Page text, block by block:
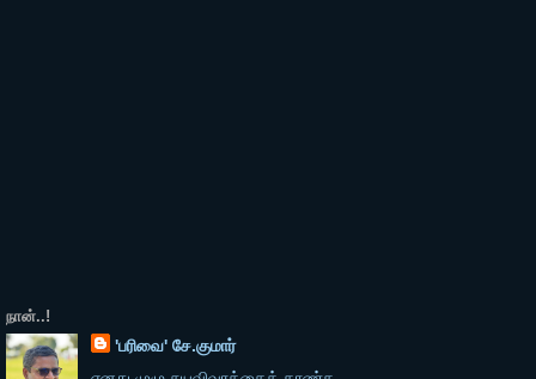
நான்..!
'பரிவை' சே.குமார்